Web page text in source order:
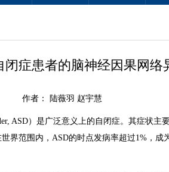
症患者的脑神经因果网络
作者： 陆薇羽 赵宇慧
, ASD）是广泛意义上的自闭症。其症状主
界范围内， ASD的时点发病率超过1% ，成